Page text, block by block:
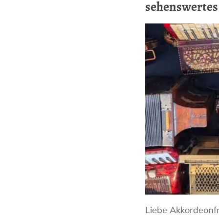
Liebe